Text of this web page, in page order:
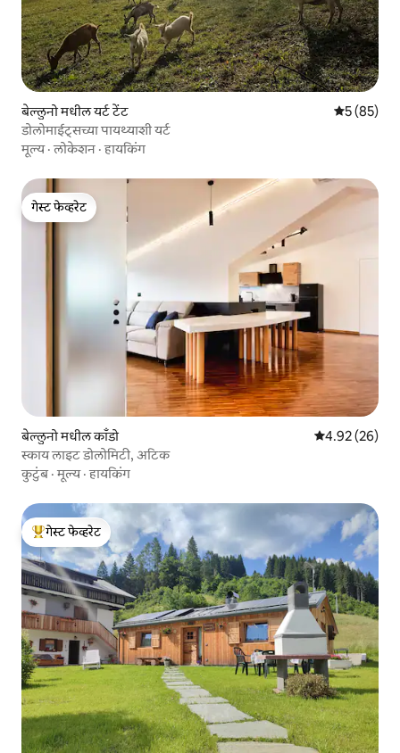
बेल्लुनो मधील यर्ट टेंट 5 पैकी 5
5 (85)
डोलोमाईट्सच्या पायथ्याशी यर्ट
मूल्य·लोकेशन ·हायकिंग
गेस्ट फेव्हरेट
गेस्ट फेव्हरेट
बेल्लुनो मधील काँडो 5 पैकी 4.92
4.92 (26)
स्काय लाइट डोलोमिटी, अटिक
कुटुंब·मूल्य·हायकिंग
टॉप गेस्ट फेव्हरेट
गेस्ट फेव्हरेट